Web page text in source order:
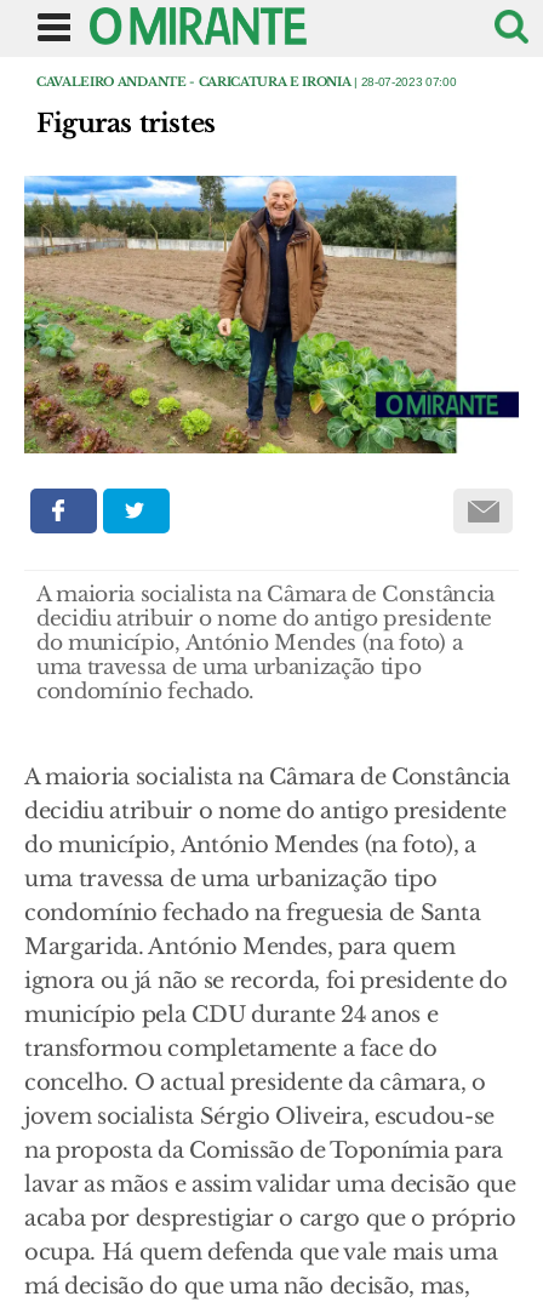
CAVALEIRO ANDANTE - CARICATURA E IRONIA | 28-07-2023 07:00
Figuras tristes
A maioria socialista na Câmara de Constância
decidiu atribuir o nome do antigo presidente
do município, António Mendes (na foto) a
uma travessa de uma urbanização tipo
condomínio fechado.
A maioria socialista na Câmara de Constância
decidiu atribuir o nome do antigo presidente
do município, António Mendes (na foto), a
uma travessa de uma urbanização tipo
condomínio fechado na freguesia de Santa
Margarida. António Mendes, para quem
ignora ou já não se recorda, foi presidente do
município pela CDU durante 24 anos e
transformou completamente a face do
concelho. O actual presidente da câmara, o
jovem socialista Sérgio Oliveira, escudou-se
na proposta da Comissão de Toponímia para
lavar as mãos e assim validar uma decisão que
acaba por desprestigiar o cargo que o próprio
ocupa. Há quem defenda que vale mais uma
má decisão do que uma não decisão, mas,